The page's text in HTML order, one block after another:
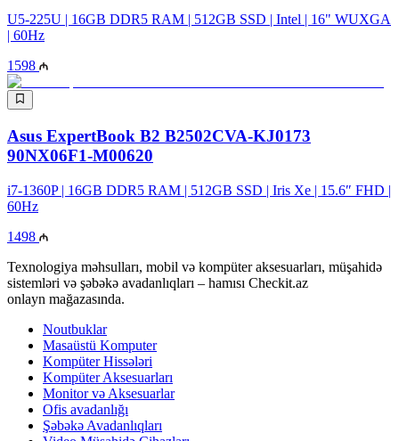
U5-225U | 16GB DDR5 RAM | 512GB SSD | Intel | 16" WUXGA
| 60Hz
1598
Asus ExpertBook B2 B2502CVA-KJ0173
90NX06F1-M00620
i7-1360P | 16GB DDR5 RAM | 512GB SSD | Iris Xe | 15.6″ FHD |
60Hz
1498
Texnologiya məhsulları, mobil və kompüter aksesuarları, müşahidə
sistemləri və şəbəkə avadanlıqları – hamısı Checkit.az
onlayn mağazasında.
Noutbuklar
Masaüstü Komputer
Kompüter Hissələri
Kompüter Aksesuarları
Monitor və Aksesuarlar
Ofis avadanlığı
Şəbəkə Avadanlıqları